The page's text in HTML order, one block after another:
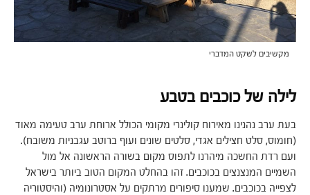
מקשיבים לשקט המדברי
לילה של כוכבים בטבע
בעת ערב נהנינו מאירוח קולינרי מקומי הכולל ארוחת ערב טעימה מאוד
(חומוס, סלט חצילים אגדי, סלטים שונים ועוף ברוטב עגבניות משובח).
ועם רדת החשכה מיהרנו לתפוס מקום בשורה הראשונה אל מול
השמיים המנצנצים בכוכבים. זהו בהחלט המקום הטוב ביותר בישראל
לצפייה בכוכבים. שמענו סיפורים מרתקים על אסטרונומיה (והיסטוריה